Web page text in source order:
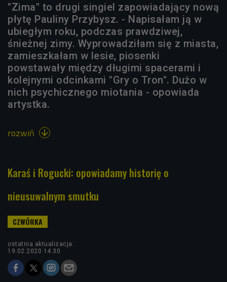
"Zima" to drugi singiel zapowiadający nową
płytę Pauliny Przybysz. - Napisałam ją w
ubiegłym roku, podczas prawdziwej,
śnieżnej zimy. Wyprowadziłam się z miasta,
zamieszkałam w lesie, piosenki
powstawały między długimi spacerami i
kolejnymi odcinkami "Gry o Tron". Dużo w
nich psychicznego miotania - opowiada
artystka.
rozwiń 
Karaś i Rogucki: opowiadamy historię o
nieusuwalnym smutku
ostatnia aktualizacja:
19.02.2020 14:30